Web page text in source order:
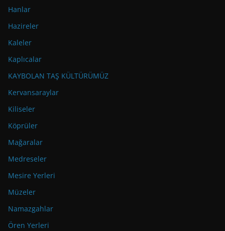
Hanlar
Hazireler
Kaleler
Kaplıcalar
KAYBOLAN TAŞ KÜLTÜRÜMÜZ
Kervansaraylar
Kiliseler
Köprüler
Mağaralar
Medreseler
Mesire Yerleri
Müzeler
Namazgahlar
Ören Yerleri